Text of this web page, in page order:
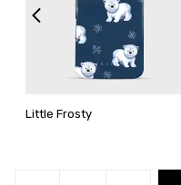
Little Frosty